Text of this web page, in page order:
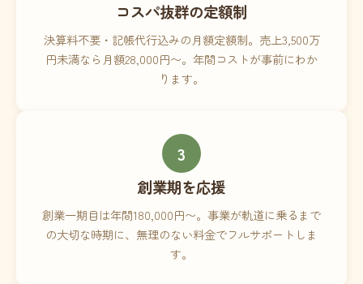
コスパ抜群の定額制
決算料不要・記帳代行込みの月額定額制。売上3,500万
円未満なら月額28,000円〜。年間コストが事前にわか
ります。
3
創業期を応援
創業一期目は年間180,000円〜。事業が軌道に乗るまで
の大切な時期に、無理のない料金でフルサポートしま
す。